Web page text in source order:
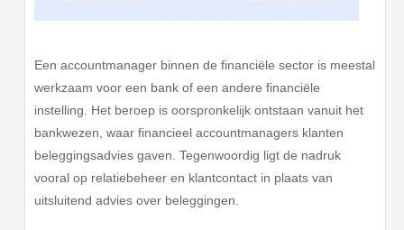
Een accountmanager binnen de financiële sector is meestal
werkzaam voor een bank of een andere financiële
instelling. Het beroep is oorspronkelijk ontstaan vanuit het
bankwezen, waar financieel accountmanagers klanten
beleggingsadvies gaven. Tegenwoordig ligt de nadruk
vooral op relatiebeheer en klantcontact in plaats van
uitsluitend advies over beleggingen.